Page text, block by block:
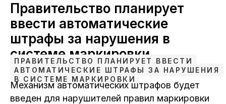
Правительство планирует
ввести автоматические
штрафы за нарушения в
системе маркировки
ПРАВИТЕЛЬСТВО ПЛАНИРУЕТ ВВЕСТИ
АВТОМАТИЧЕСКИЕ ШТРАФЫ ЗА НАРУШЕНИЯ
В СИСТЕМЕ МАРКИРОВКИ
Механизм автоматических штрафов будет
введен для нарушителей правил маркировки